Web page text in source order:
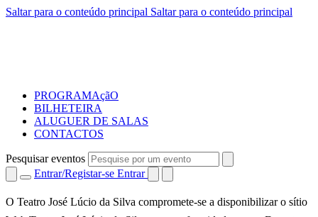
Saltar para o conteúdo principal Saltar para o conteúdo principal
PROGRAMAçãO
BILHETEIRA
ALUGUER DE SALAS
CONTACTOS
Pesquisar eventos
Entrar/Registar-se Entrar
O Teatro José Lúcio da Silva compromete-se a disponibilizar o sítio